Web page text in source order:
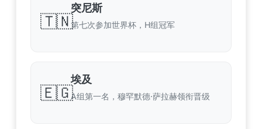
🇹🇳
突尼斯
第七次参加世界杯，H组冠军
🇪🇬
埃及
A组第一名，穆罕默德·萨拉赫领衔晋级